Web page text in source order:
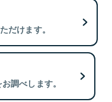
だけます。
調べします。